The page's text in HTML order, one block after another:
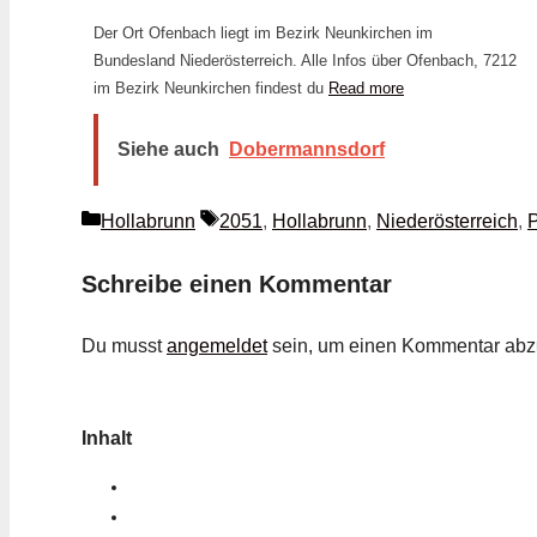
Der Ort Ofenbach liegt im Bezirk Neunkirchen im
Bundesland Niederösterreich. Alle Infos über Ofenbach, 7212
im Bezirk Neunkirchen findest du Read more
Siehe auch Dobermannsdorf
Kategorien
Hollabrunn Schlagwörter
2051, Hollabrunn, Niederösterreich,
Schreibe einen Kommentar
Du musstangemeldetsein, um einen Kommentar
Inhalt